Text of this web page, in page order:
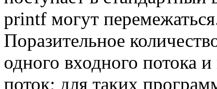
printf могут
Поразительное
одного входного потока
поток; для таких